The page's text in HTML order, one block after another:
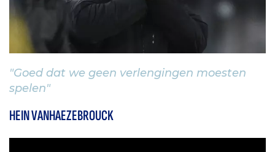
"Goed dat we geen verlengingen moesten
spelen"
HEIN VANHAEZEBROUCK